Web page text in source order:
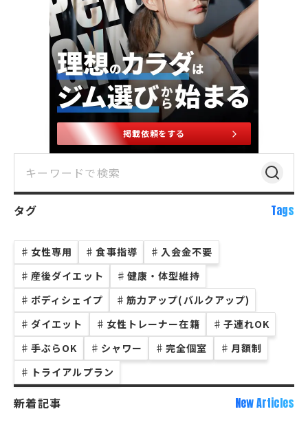
掲載依頼をする
タグ Tags
♯ 女性専用 ♯ 食事指導 ♯ 入会金不要
♯ 産後ダイエット ♯ 健康・体型維持
♯ ボディシェイプ ♯ 筋力アップ(バルクアップ)
♯ ダイエット ♯ 女性トレーナー在籍 ♯ 子連れOK
♯ 手ぶらOK ♯ シャワー ♯ 完全個室 ♯ 月額制
♯ トライアルプラン
新着記事 New Articles